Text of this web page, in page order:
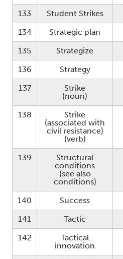
133
Student Strikes
134
Strategic plan
135
Strategize
136
Strategy
137
Strike
(noun)
138
Strike
(associated with
civil resistance)
(verb)
139
Structural
conditions
(see also
conditions)
140 Success
141
Tactic
142
Tactical
innovation